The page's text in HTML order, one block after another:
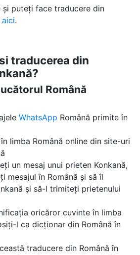
și puteți face traducere din
aici.
traducerea din
Română
WhatsApp Română primite în
limba Română online din site-uri
un mesaj unui prieten Konkană,
mesajul în Română și să îl
și să-l trimiteți prietenului
oricăror cuvinte în limba
l ca dicționar din Română în
traducere din Română în